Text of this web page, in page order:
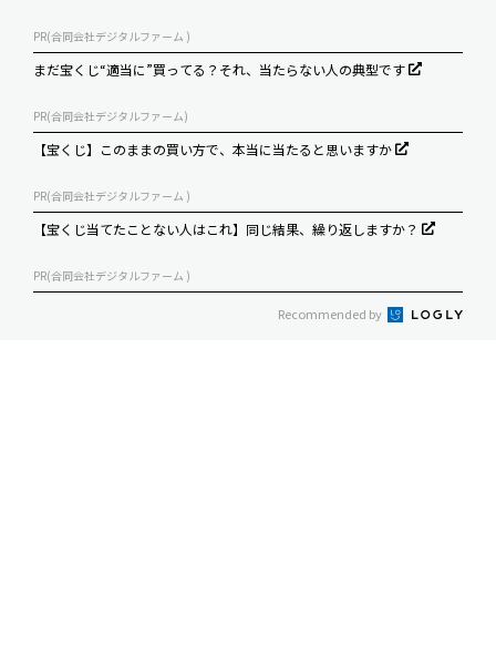
PR(合同会社デジタルファーム )
まだ宝くじ“適当に”買ってる？それ、当たらない人の典型です
PR(合同会社デジタルファーム)
【宝くじ】このままの買い方で、本当に当たると思いますか
PR(合同会社デジタルファーム )
【宝くじ当てたことない人はこれ】同じ結果、繰り返しますか？
PR(合同会社デジタルファーム )
Recommended by